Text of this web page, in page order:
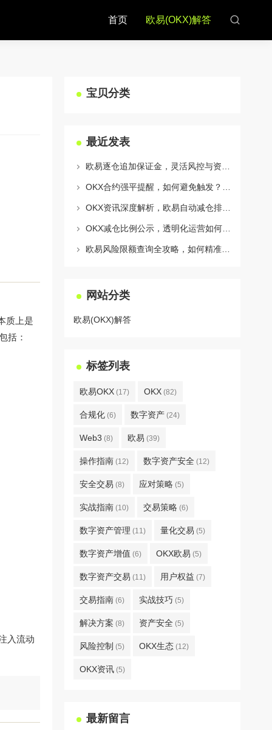
首页 欧易(OKX)解答
质上是
括：
入流动
宝贝分类
最近发表
网站分类
欧易(OKX)解答
标签列表
欧易OKX (17) OKX (82)
合规化 (6) 数字资产 (24)
Web3 (8) 欧易 (39)
操作指南 (12) 数字资产安全 (12)
安全交易 (8) 应对策略 (5)
实战指南 (10) 交易策略 (6)
数字资产管理 (11) 量化交易 (5)
数字资产增值 (6) OKX欧易 (5)
数字资产交易 (11) 用户权益 (7)
交易指南 (6) 实战技巧 (5)
解决方案 (8) 资产安全 (5)
风险控制 (5) OKX生态 (12)
OKX资讯 (5)
最新留言